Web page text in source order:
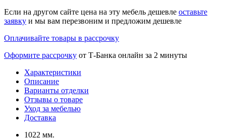
Если на другом сайте цена на эту мебель дешевле оставьте
заявку и мы вам перезвоним и предложим дешевле
Оплачивайте товары в рассрочку
Оформите рассрочку от Т-Банка онлайн за 2 минуты
Характеристики
Описание
Варианты отделки
Отзывы о товаре
Уход за мебелью
Доставка
1022 мм.